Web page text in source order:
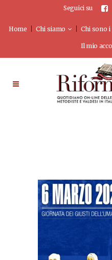
Seguici su
Home Chi siamo Chi sono
Il mio